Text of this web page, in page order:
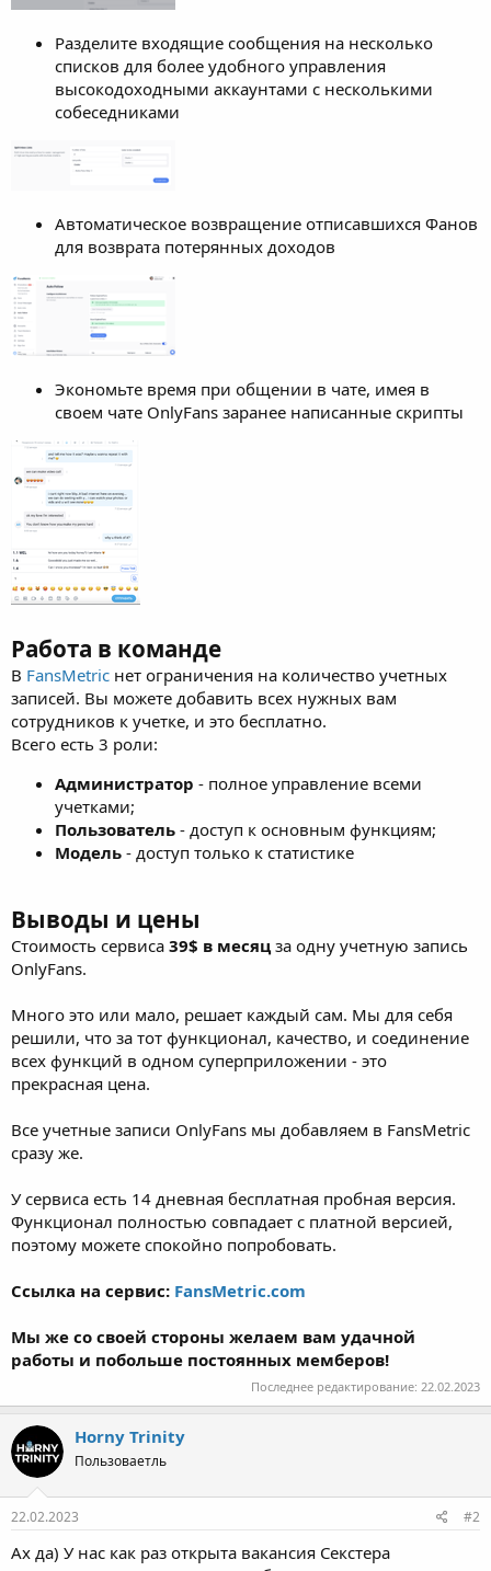
Разделите входящие сообщения на несколько
списков для более удобного управления
высокодоходными аккаунтами с несколькими
собеседниками
Автоматическое возвращение отписавшихся Фанов
для возврата потерянных доходов
Экономьте время при общении в чате, имея в
своем чате OnlyFans заранее написанные скрипты
Работа в команде
В FansMetric нет ограничения на количество учетных
записей. Вы можете добавить всех нужных вам
сотрудников к учетке, и это бесплатно.
Всего есть 3 роли:
Администратор - полное управление всеми
учетками;
Пользователь - доступ к основным функциям;
Модель - доступ только к статистике
Выводы и цены
Стоимость сервиса 39$ в месяцза одну учетную запись
OnlyFans.
Много это или мало, решает каждый сам. Мы для себя
решили, что за тот функционал, качество, и соединение
всех функций в одном суперприложении - это
прекрасная цена.
Все учетные записи OnlyFans мы добавляем в FansMetric
сразу же.
У сервиса есть 14 дневная бесплатная пробная версия.
Функционал полностью совпадает с платной версией,
поэтому можете спокойно попробовать.
Ссылка на сервис: FansMetric.com
Мы же со своей стороны желаем вам удачной
работы и побольше постоянных мемберов!
Последнее редактирование: 22.02.2023
Horny Trinity
Пользоваетль
22.02.2023 #2
Ах да) У нас как раз открыта вакансия Секстера